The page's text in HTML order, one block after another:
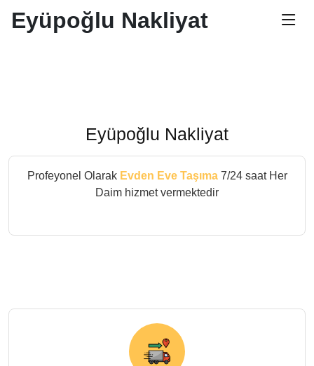
Eyüpoğlu Nakliyat
Eyüpoğlu Nakliyat
Profeyonel Olarak Evden Eve Taşıma7/24 saat Her
Daim hizmet vermektedir